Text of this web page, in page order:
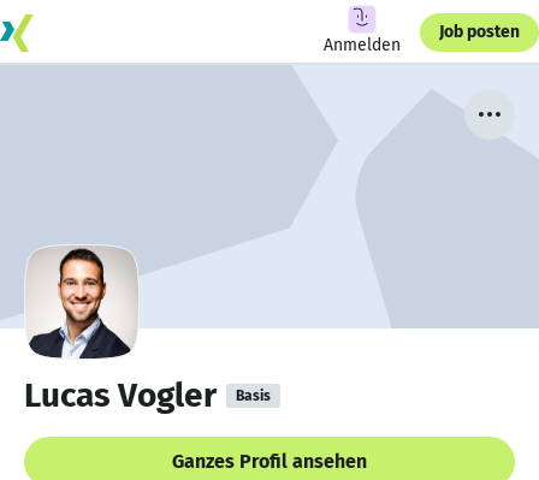
Anmelden
Job posten
Lucas Vogler Basis
Ganzes Profil ansehen